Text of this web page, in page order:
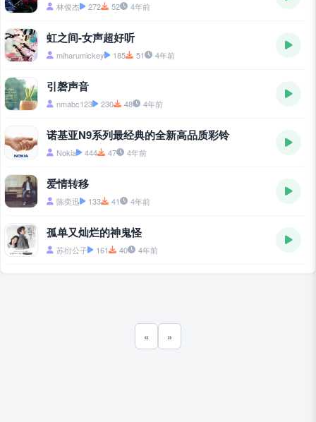
林俊杰 272 52 4年前
虹之间-女声超好听
miharumickey 185 51 4年前
引磬声音
nmabc123 230 48 4年前
诺基亚N9系列最经典的全新高品质彩铃
Nokia 444 47 4年前
爱情转移
陈奕迅 133 41 4年前
孤单又灿烂的神鬼怪
苏衍公子 161 40 4年前
« »